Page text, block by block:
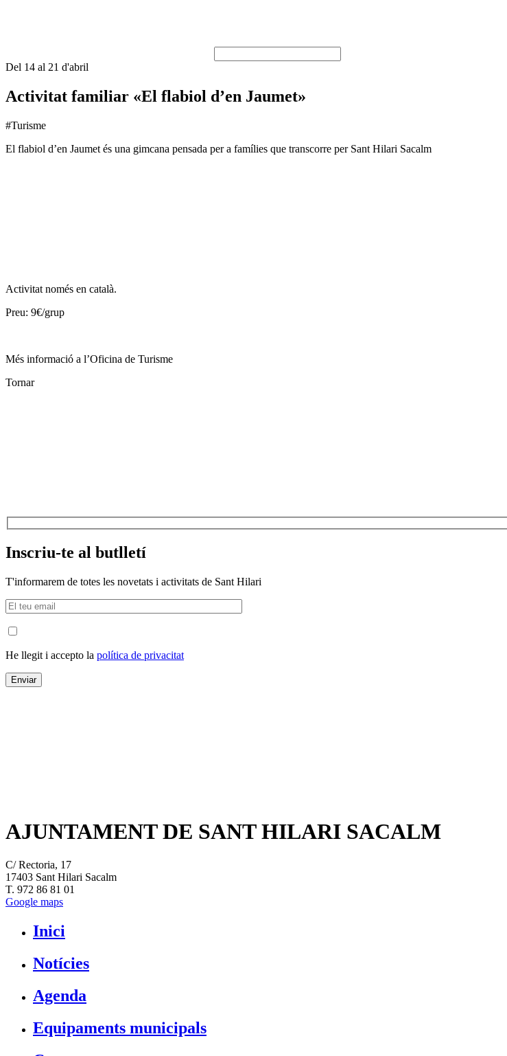
Del 14 al 21 d'abril
Activitat familiar «El flabiol d’en Jaumet»
#Turisme
El flabiol d’en Jaumet és una gimcana pensada per a famílies que transcorre per Sant Hilari Sacalm
Activitat només en català.
Preu: 9€/grup
Més informació a l’Oficina de Turisme
Tornar
Inscriu-te al butlletí
T'informarem de totes les novetats i activitats de Sant Hilari
He llegit i accepto la política de privacitat
AJUNTAMENT DE SANT HILARI SACALM
C/ Rectoria, 17
17403 Sant Hilari Sacalm
T. 972 86 81 01
Google maps
Inici
Notícies
Agenda
Equipaments municipals